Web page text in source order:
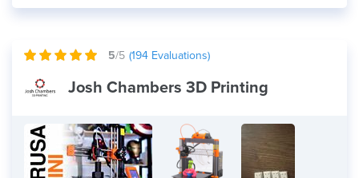
5/5 (194 Evaluations)
Josh Chambers 3D Printing